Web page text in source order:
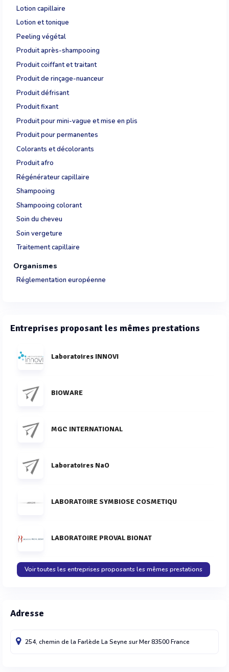
Lotion capillaire
Lotion et tonique
Peeling végétal
Produit après-shampooing
Produit coiffant et traitant
Produit de rinçage-nuanceur
Produit défrisant
Produit fixant
Produit pour mini-vague et mise en plis
Produit pour permanentes
Colorants et décolorants
Produit afro
Régénérateur capillaire
Shampooing
Shampooing colorant
Soin du cheveu
Soin vergeture
Traitement capillaire
Organismes
Réglementation européenne
Entreprises proposant les mêmes prestations
Laboratoires INNOVI
BIOWARE
MGC INTERNATIONAL
Laboratoires NaO
LABORATOIRE SYMBIOSE COSMETIQU
LABORATOIRE PROVAL BIONAT
Voir toutes les entreprises proposants les mêmes prestations
Adresse
254, chemin de la Farlède La Seyne sur Mer83500France